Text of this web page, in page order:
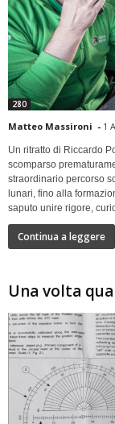
280
Matteo Massironi - 1
Un ritratto di Riccardo
scomparso
straordinario percorso
lunari, fino alla
saputo unire rigore,
Continua a leggere
Una volta